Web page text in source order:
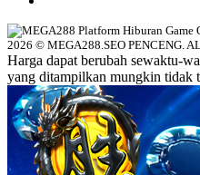
2026 © MEGA288.SEO PENCENG.
Harga dapat berubah sewaktu-
yang ditampilkan mungkin tidak